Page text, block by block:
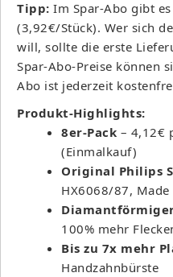
Tipp: Im Spar-Abo gibt
(3,92€/Stück). Wer sich
will, sollte die erste
Spar-Abo-Preise können
Abo ist jederzeit
Produkt-Highlights:
8er-Pack – 4,12€
(Einmalkauf)
Original Philips
HX6068/87,
100% mehr
Bis zu 7x mehr
Handzahnbürste